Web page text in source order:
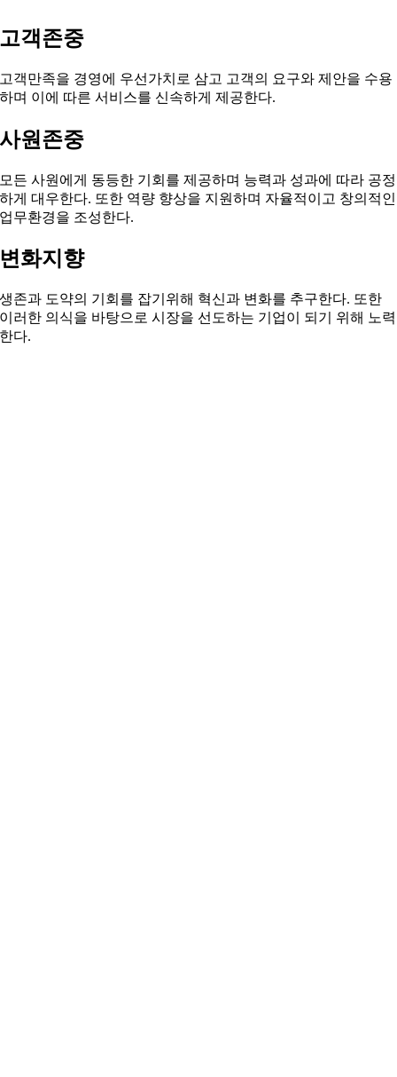
고객존중
고객만족을 경영에 우선가치로 삼고 고객의 요구와 제안을 수용
하며 이에 따른 서비스를 신속하게 제공한다.
사원존중
모든 사원에게 동등한 기회를 제공하며 능력과 성과에 따라 공정
하게 대우한다. 또한 역량 향상을 지원하며 자율적이고 창의적인
업무환경을 조성한다.
변화지향
생존과 도약의 기회를 잡기위해 혁신과 변화를 추구한다. 또한
이러한 의식을 바탕으로 시장을 선도하는 기업이 되기 위해 노력
한다.